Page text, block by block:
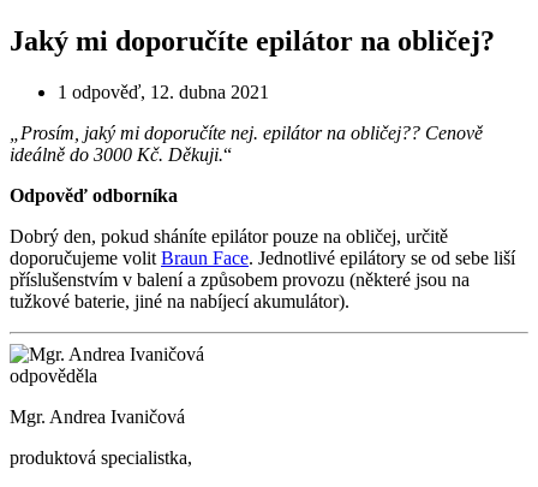
Jaký mi doporučíte epilátor na obličej?
1 odpověď, 12. dubna 2021
„Prosím, jaký mi doporučíte nej. epilátor na obličej?? Cenově
ideálně do 3000 Kč. Děkuji.“
Odpověď odborníka
Dobrý den, pokud sháníte epilátor pouze na obličej, určitě
doporučujeme volit Braun Face. Jednotlivé epilátory se od sebe liší
příslušenstvím v balení a způsobem provozu (některé jsou na
tužkové baterie, jiné na nabíjecí akumulátor).
odpověděla
Mgr. Andrea Ivaničová
produktová specialistka,